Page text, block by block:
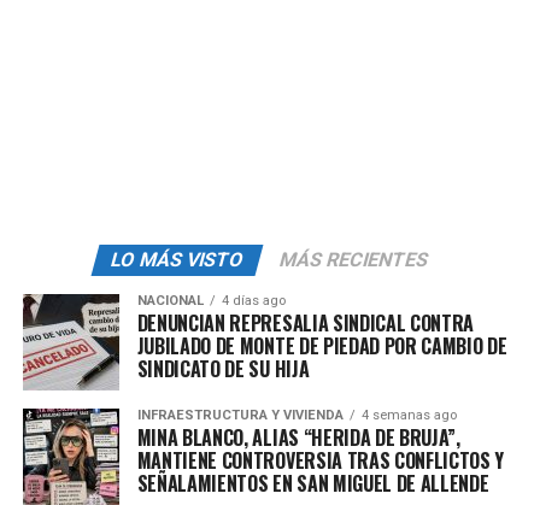
LO MÁS VISTO MÁS RECIENTES
NACIONAL 4 días ago
DENUNCIAN REPRESALIA SINDICAL CONTRA
JUBILADO DE MONTE DE PIEDAD POR CAMBIO DE
SINDICATO DE SU HIJA
INFRAESTRUCTURA Y VIVIENDA 4 semanas ago
MINA BLANCO, ALIAS “HERIDA DE BRUJA”,
MANTIENE CONTROVERSIA TRAS CONFLICTOS Y
SEÑALAMIENTOS EN SAN MIGUEL DE ALLENDE